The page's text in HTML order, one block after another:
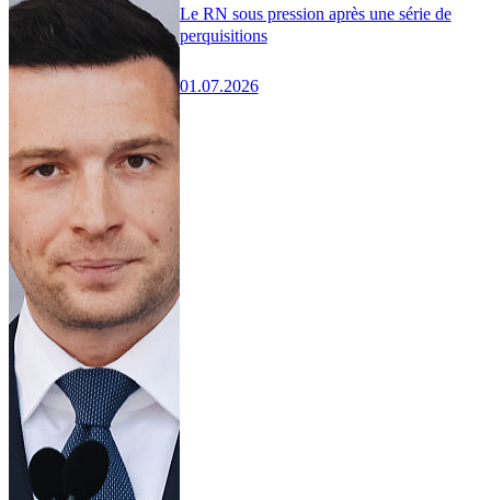
Le RN sous pression après une série de
perquisitions
01.07.2026